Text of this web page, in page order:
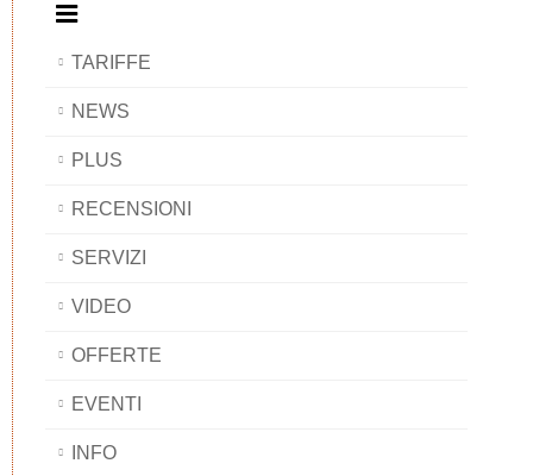
TARIFFE
NEWS
PLUS
RECENSIONI
SERVIZI
VIDEO
OFFERTE
EVENTI
INFO